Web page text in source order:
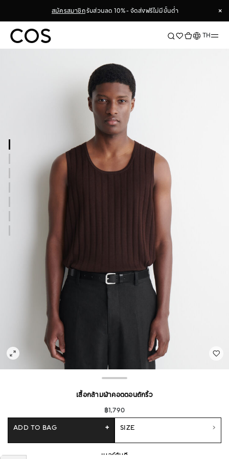
สมัครสมาชิกรับส่วนลด 10% - จัดส่งฟรีไม่มีขั้นต่ำ
×
×
ภาษาTH
เสื้อกล้ามผ้าคอตตอนถักริ้ว
฿1,790
SIZE
ADD TO BAG +
เบอร์กันดี